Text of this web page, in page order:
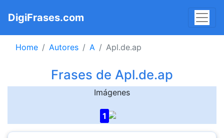
DigiFrases.com
Home Autores A Apl.de.ap
Frases de Apl.de.ap
Imágenes
1